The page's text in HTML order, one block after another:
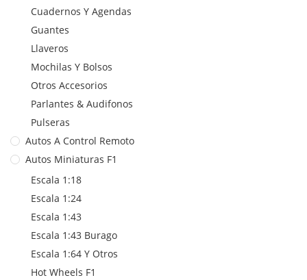
Cuadernos Y Agendas
Guantes
Llaveros
Mochilas Y Bolsos
Otros Accesorios
Parlantes & Audifonos
Pulseras
Autos A Control Remoto
Autos Miniaturas F1
Escala 1:18
Escala 1:24
Escala 1:43
Escala 1:43 Burago
Escala 1:64 Y Otros
Hot Wheels F1